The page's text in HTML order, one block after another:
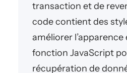
transaction et de
code contient des
améliorer
fonction JavaScript
récupération de